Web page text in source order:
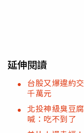
延伸閱讀
台股又爆違約
千萬元
北投神級臭豆
喊：吃不到了